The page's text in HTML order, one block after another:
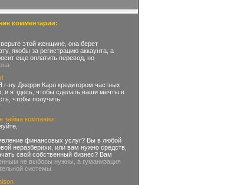
комментарии:
этой женщине, она берет
якобы за регистрацию аккаунта, а
еще оплатить перевод, но
г-ну Джерри Карл кредитором частных
и я здесь, чтобы сделать ваши мечты в
чтобы получить
займа компании
финансовых услуг? Вы в любой
неразберихи, или вам нужно средств,
свой собственный бизнес? Вам
не выборы нужны, а гуманизация
системы